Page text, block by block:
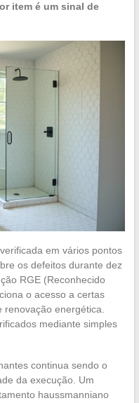
item é um sinal de
em vários pontos
os defeitos durante dez
RGE (Reconhecido
o acesso a certas
renovação energética.
mediante simples
continua sendo o
da execução. Um
haussmanniano